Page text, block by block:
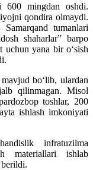
600 mingdan oshdi.
qondira olmaydi.
tumanlari
shaharlar” barpo
uchun yana bir o‘sish
bo‘lib, ulardan
qilinmagan. Misol
toshlar, 200
ishlash imkoniyati
infratuzilma
materiallari ishlab